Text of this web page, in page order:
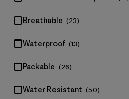
Breathable (23)
Waterproof (13)
Packable (26)
Water Resistant (50)